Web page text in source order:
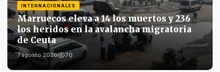
INTERNACIONALES
Marruecos eleva a 14 los muertos y 236
los heridos en la avalancha migratoria
de Ceuta
7 agosto 2026 70